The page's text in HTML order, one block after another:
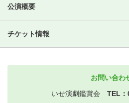
公演概要
チケット情報
お問い合わ
いせ演劇鑑賞会 TEL